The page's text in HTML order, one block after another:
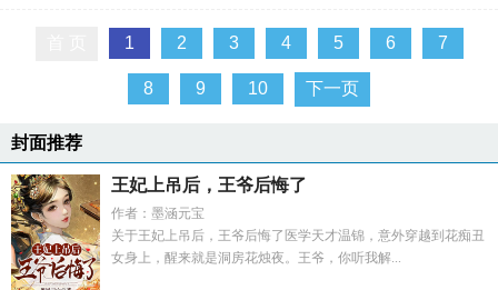
1 2 3 4 5 6 7
8 9 10 下一页
封面推荐
王妃上吊后，王爷后悔了
作者：墨涵元宝
关于王妃上吊后，王爷后悔了医学天才温锦，意外穿越到花痴丑
女身上，醒来就是洞房花烛夜。王爷，你听我解...